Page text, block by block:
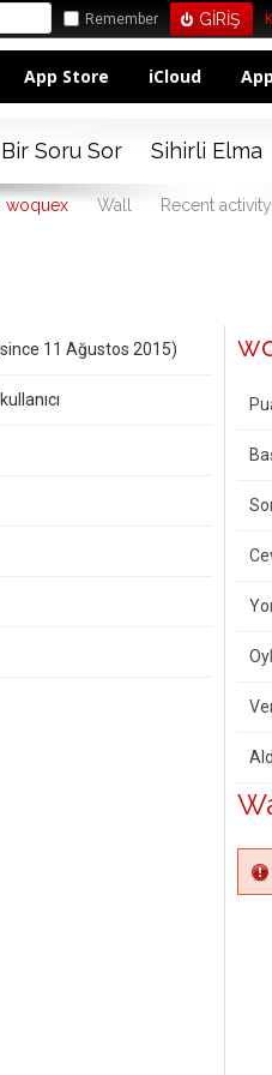
Remember
App Store iCloud
Bir Soru Sor Sihirli Elma
woquex Wall Recent activity
11 Ağustos 2015)